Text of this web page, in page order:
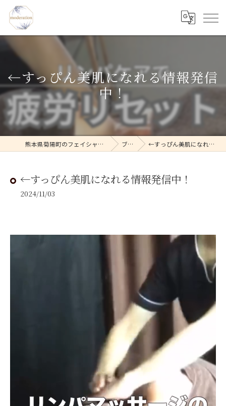
←すっぴん美肌になれる情報発信
中！
熊本県菊陽町のフェイシャルならmoderation ブログ ←すっぴん美肌になれる情報発信中！
←すっぴん美肌になれる情報発信中！
2024/11/03